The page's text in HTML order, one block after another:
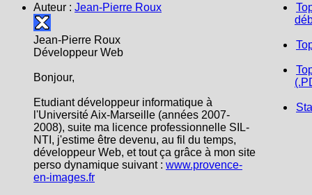
Auteur : Jean-Pierre Roux
Jean-Pierre Roux
Développeur Web
Bonjour,
Etudiant développeur informatique à
l'Université Aix-Marseille (années 2007-
2008), suite ma licence professionnelle SIL-
NTI, j'estime être devenu, au fil du temps,
développeur Web, et tout ça grâce à mon site
perso dynamique suivant : www.provence-
en-images.fr